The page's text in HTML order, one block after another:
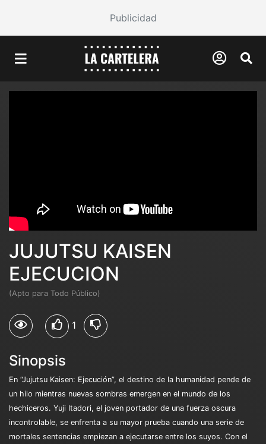
Publicidad
JUJUTSU KAISEN
EJECUCION
(Apto para Todo Público)
1
Sinopsis
En “Jujutsu Kaisen: Ejecución”, el destino de la humanidad pende de
un hilo mientras nuevas sombras emergen en el mundo de los
hechiceros. Yuji Itadori, el joven portador de una fuerza oscura
incontrolable, se enfrenta a su mayor prueba cuando una serie de
mortales sentencias empiezan a ejecutarse entre los suyos. Con el